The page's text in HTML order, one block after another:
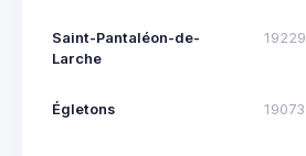
Saint-Pantaléon-de-
Larche
19229
Égletons 19073